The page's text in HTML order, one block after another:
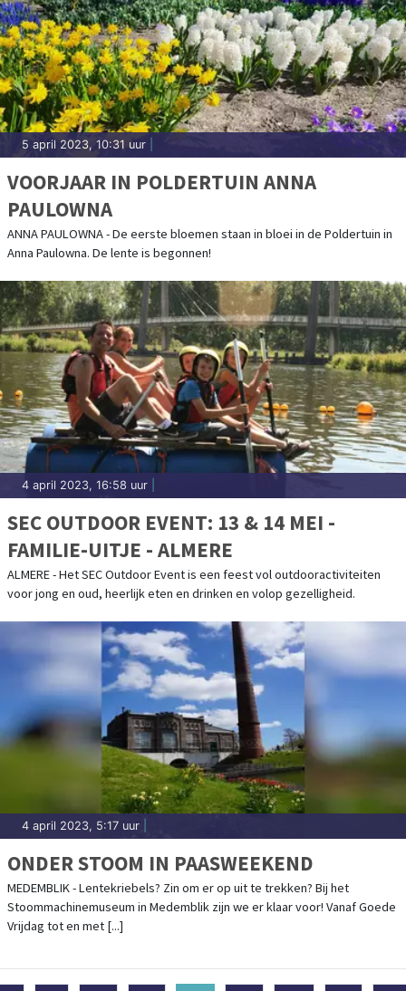
5 april 2023, 10:31 uur
VOORJAAR IN POLDERTUIN ANNA
PAULOWNA
ANNA PAULOWNA - De eerste bloemen staan in bloei in de Poldertuin in
Anna Paulowna. De lente is begonnen!
4 april 2023, 16:58 uur
SEC OUTDOOR EVENT: 13 & 14 MEI -
FAMILIE-UITJE - ALMERE
ALMERE - Het SEC Outdoor Event is een feest vol outdooractiviteiten
voor jong en oud, heerlijk eten en drinken en volop gezelligheid.
4 april 2023, 5:17 uur
ONDER STOOM IN PAASWEEKEND
MEDEMBLIK - Lentekriebels? Zin om er op uit te trekken? Bij het
Stoommachinemuseum in Medemblik zijn we er klaar voor! Vanaf Goede
Vrijdag tot en met [...]